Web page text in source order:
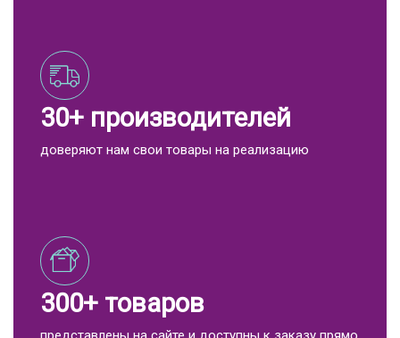
30+ производителей
доверяют нам свои товары на реализацию
300+ товаров